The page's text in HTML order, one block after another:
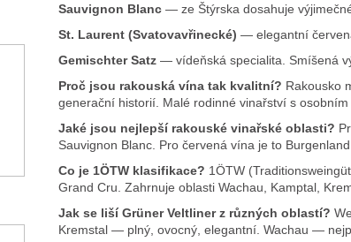
Sauvignon Blanc — ze Štýrska dosahuje
St. Laurent (Svatovavřinecké) — elegantní
Gemischter Satz — vídeňská specialita. Smíšená
Proč jsou rakouská vína tak kvalitní? Rakousko
generační historií. Malé rodinné vinařství s
Jaké jsou nejlepší rakouské vinařské oblasti?
Sauvignon Blanc. Pro červená vína je to
Co je 1ÖTW klasifikace? 1ÖTW
Grand Cru. Zahrnuje oblasti Wachau, Kamptal,
Jak se liší Grüner Veltliner z různých oblastí?
Kremstal — plný, ovocný, elegantní. Wachau —